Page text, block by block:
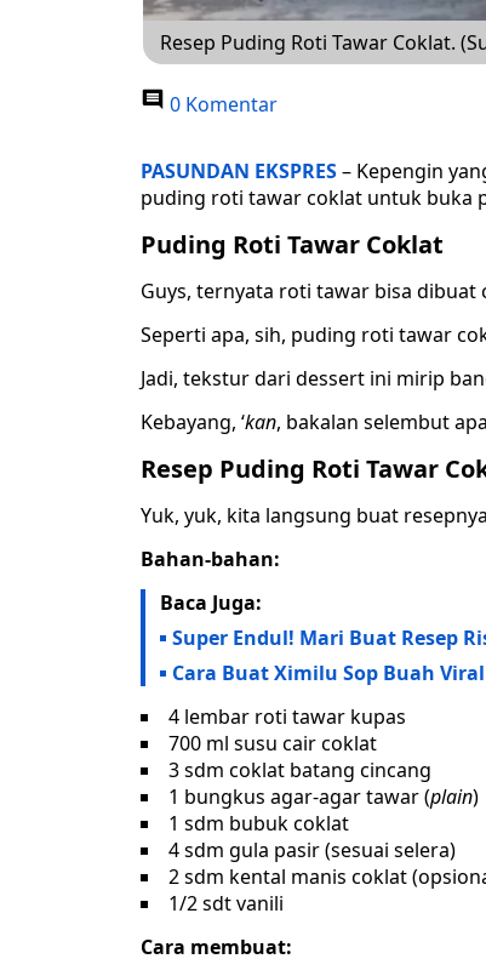
Resep Puding Roti Tawar Coklat.
0 Komentar
PASUNDAN EKSPRES– Kepengin
puding roti tawar coklat untuk buka
Puding Roti Tawar Coklat
Guys, ternyata roti tawar bisa
Seperti apa, sih, puding roti tawar
Jadi, tekstur dari dessert ini mirip
Kebayang, ‘kan, bakalan selembut
Resep Puding Roti Tawar
Yuk, yuk, kita langsung buat
Bahan-bahan:
Baca Juga:
Super Endul! Mari Buat Resep
Cara Buat Ximilu Sop Buah
4 lembar roti tawar kupas
700 ml susu cair coklat
3 sdm coklat batang cincang
1 bungkus agar-agar tawar (plain)
1 sdm bubuk coklat
4 sdm gula pasir (sesuai selera)
2 sdm kental manis coklat
1/2 sdt vanili
Cara membuat: